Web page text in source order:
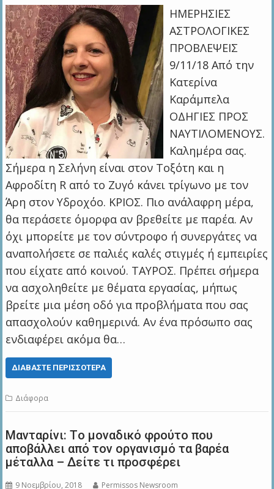
ΗΜΕΡΗΣΙΕΣ
ΑΣΤΡΟΛΟΓΙΚΕΣ
ΠΡΟΒΛΕΨΕΙΣ
9/11/18 Από την
Κατερίνα
Καράμπελα
ΟΔΗΓΙΕΣ ΠΡΟΣ
ΝΑΥΤΙΛΟΜΕΝΟΥΣ.
Καλημέρα σας.
Σήμερα η Σελήνη είναι στον Τοξότη και η
Αφροδίτη R από το Ζυγό κάνει τρίγωνο με τον
Άρη στον Υδροχόο. ΚΡΙΟΣ. Πιο ανάλαφρη μέρα,
θα περάσετε όμορφα αν βρεθείτε με παρέα. Αν
όχι μπορείτε με τον σύντροφο ή συνεργάτες να
αναπολήσετε σε παλιές καλές στιγμές ή εμπειρίες
που είχατε από κοινού. ΤΑΥΡΟΣ. Πρέπει σήμερα
να ασχοληθείτε με θέματα εργασίας, μήπως
βρείτε μια μέση οδό για προβλήματα που σας
απασχολούν καθημερινά. Αν ένα πρόσωπο σας
ενδιαφέρει ακόμα θα…
ΔΙΑΒΆΣΤΕ ΠΕΡΙΣΣΌΤΕΡΑ
Διάφορα
Μανταρίνι: Tο μοναδικό φρούτο που
αποβάλλει από τον οργανισμό τα βαρέα
μέταλλα – Δείτε τι προσφέρει
9 Νοεμβρίου, 2018 Permissos Newsroom